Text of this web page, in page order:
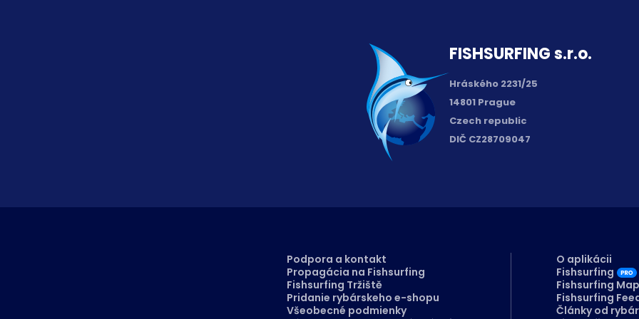
FISH­SURFING s.r.o.
Hráského 2231/25
14801 Prague
Czech republic
DIČ CZ28709047
Podpora a kontakt
Propagácia na Fishsurfing
Fishsurfing Tržiště
Pridanie rybárskeho e-shopu
Všeobecné podmienky
O aplikácii
Fishsurfing
Fishsurfing
Fishsurfing
Články od